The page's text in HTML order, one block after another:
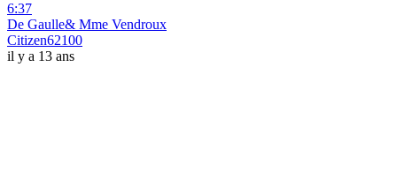
6:37
De Gaulle& Mme Vendroux
Citizen62100
il y a 13 ans